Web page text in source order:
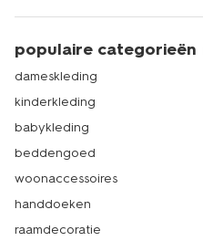
populaire categorieën
dameskleding
kinderkleding
babykleding
beddengoed
woonaccessoires
handdoeken
raamdecoratie